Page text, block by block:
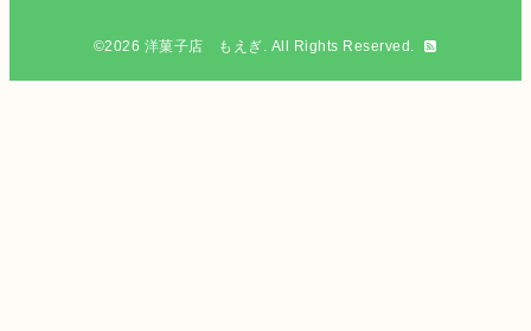
©2026 洋菓子店 もえぎ. All Rights Reserved.